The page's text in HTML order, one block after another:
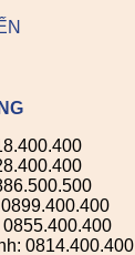
0814.400.400